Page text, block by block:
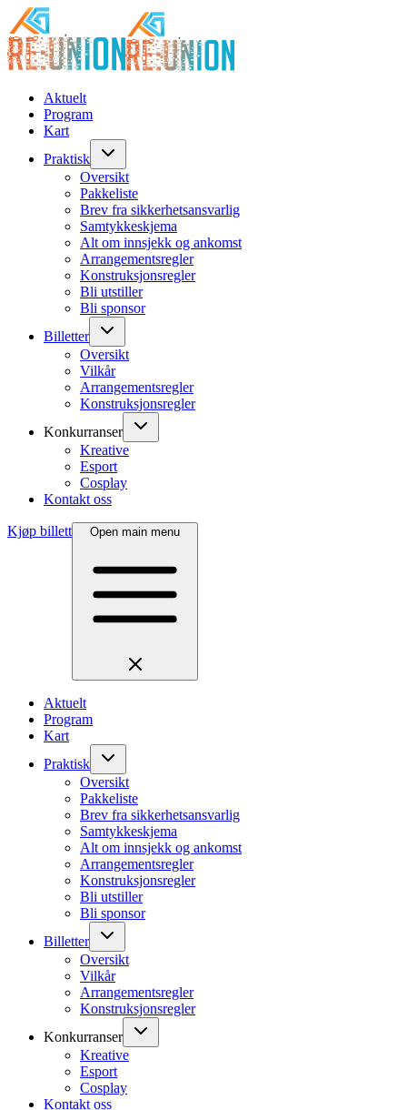
Aktuelt
Program
Kart
Praktisk
Oversikt
Pakkeliste
Brev fra sikkerhetsansvarlig
Samtykkeskjema
Alt om innsjekk og ankomst
Arrangementsregler
Konstruksjonsregler
Bli utstiller
Bli sponsor
Billetter
Oversikt
Vilkår
Arrangementsregler
Konstruksjonsregler
Konkurranser
Kreative
Esport
Cosplay
Kontakt oss
Kjøp billett Open main menu
Aktuelt
Program
Kart
Praktisk
Oversikt
Pakkeliste
Brev fra sikkerhetsansvarlig
Samtykkeskjema
Alt om innsjekk og ankomst
Arrangementsregler
Konstruksjonsregler
Bli utstiller
Bli sponsor
Billetter
Oversikt
Vilkår
Arrangementsregler
Konstruksjonsregler
Konkurranser
Kreative
Esport
Cosplay
Kontakt oss